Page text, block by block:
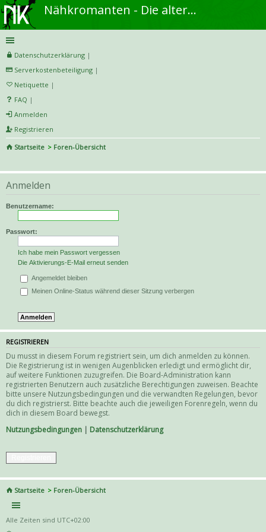
Nähkromanten - Die alternative Näh- und DIY-Community
Datenschutzerklärung |
Serverkostenbeteiligung |
Netiquette |
FAQ |
Anmelden
Registrieren
Startseite
Foren-Übersicht
uc
he
Anmelden
Benutzername:
Passwort:
Ich habe mein Passwort vergessen
Die Aktivierungs-E-Mail erneut senden
Angemeldet bleiben
Meinen Online-Status während dieser Sitzung verbergen
REGISTRIEREN
Du musst in diesem Forum registriert sein, um dich anmelden zu können.
Die Registrierung ist in wenigen Augenblicken erledigt und ermöglicht dir,
auf weitere Funktionen zuzugreifen. Die Board-Administration kann
registrierten Benutzern auch zusätzliche Berechtigungen zuweisen. Beachte
bitte unsere Nutzungsbedingungen und die verwandten Regelungen, bevor
du dich registrierst. Bitte beachte auch die jeweiligen Forenregeln, wenn du
dich in diesem Board bewegst.
Nutzungsbedingungen | Datenschutzerklärung
Startseite Foren-Übersicht
Alle Zeiten sind UTC+02:00